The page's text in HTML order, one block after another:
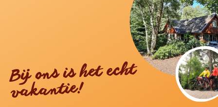
Bij ons is het echt
vakantie!